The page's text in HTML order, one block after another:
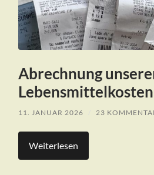
Abrechnung
11. JANUAR 2026 23
Weiterlesen